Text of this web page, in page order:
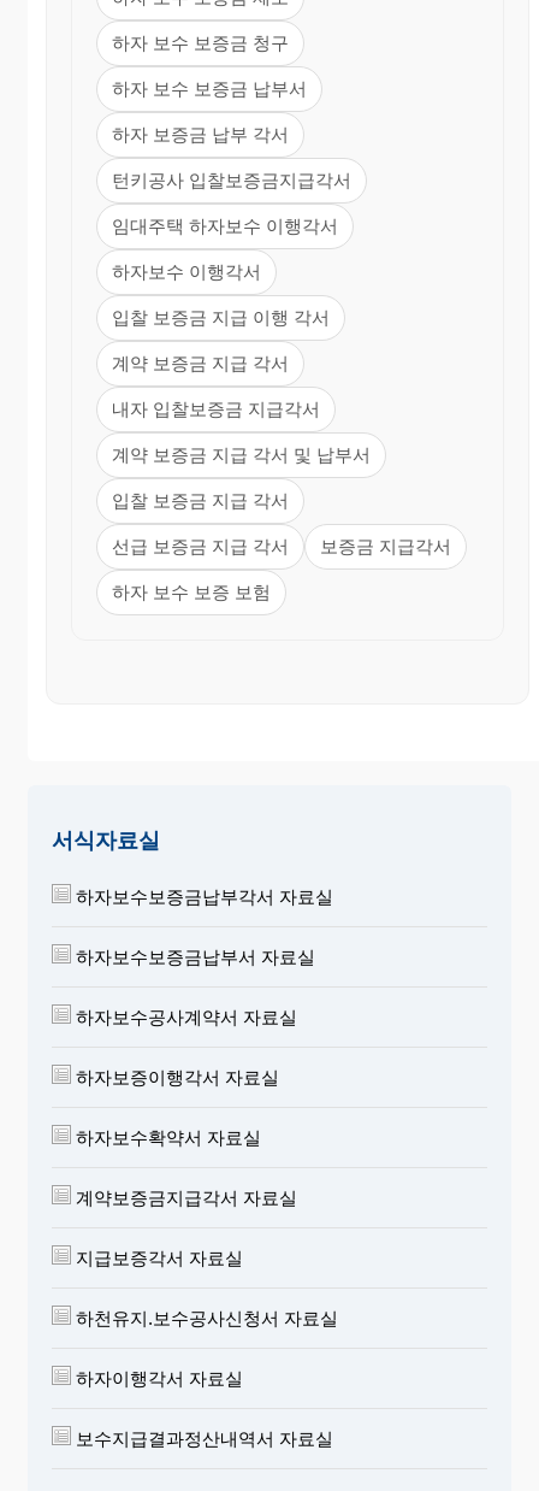
하자 보수 보증금 청구
하자 보수 보증금 납부서
하자 보증금 납부 각서
턴키공사 입찰보증금지급각서
임대주택 하자보수 이행각서
하자보수 이행각서
입찰 보증금 지급 이행 각서
계약 보증금 지급 각서
내자 입찰보증금 지급각서
계약 보증금 지급 각서 및 납부서
입찰 보증금 지급 각서
선급 보증금 지급 각서 보증금 지급각서
하자 보수 보증 보험
서식자료실
하자보수보증금납부각서 자료실
하자보수보증금납부서 자료실
하자보수공사계약서 자료실
하자보증이행각서 자료실
하자보수확약서 자료실
계약보증금지급각서 자료실
지급보증각서 자료실
하천유지.보수공사신청서 자료실
하자이행각서 자료실
보수지급결과정산내역서 자료실